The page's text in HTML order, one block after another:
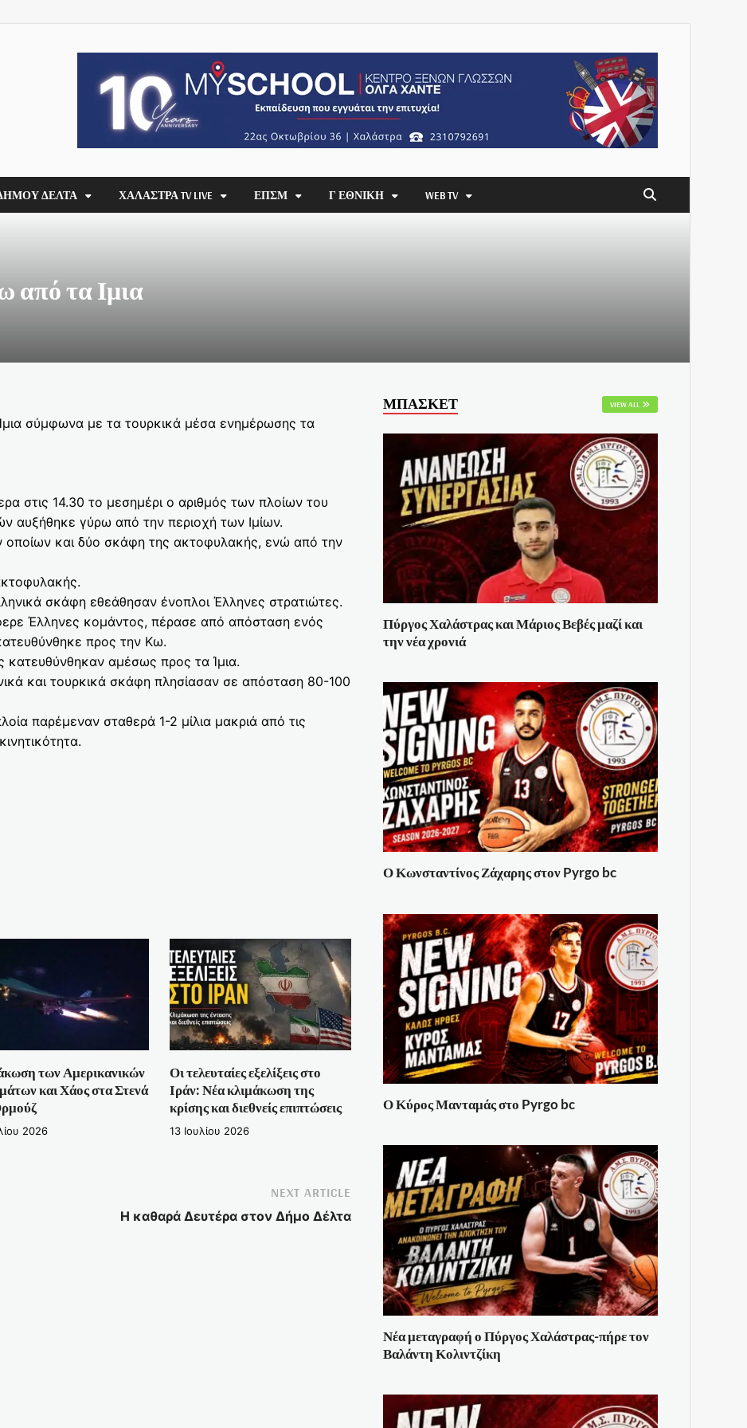
ΔΕΛΤΑ ΧΑΛΆΣΤΡΑ TV LIVE ΕΠΣΜ Γ ΕΘΝΙΚΗ WEB TV
από τα Ιμια
σύμφωνα με τα τουρκικά μέσα ενημέρωσης τα
στις 14.30 το μεσημέρι ο αριθμός των πλοίων του
αυξήθηκε γύρω από την περιοχή των Ιμίων.
οποίων και δύο σκάφη της ακτοφυλακής, ενώ από την
σκάφη εθεάθησαν ένοπλοι Έλληνες στρατιώτες.
Έλληνες κομάντος, πέρασε από απόσταση ενός
προς την Κω.
αμέσως προς τα Ίμια.
και τουρκικά σκάφη πλησίασαν σε απόσταση 80-100
παρέμεναν σταθερά 1-2 μίλια μακριά από τις
των Αμερικανικών
και Χάος στα Στενά
2026
Οι τελευταίες εξελίξεις στο
Ιράν: Νέα κλιμάκωση της
κρίσης και διεθνείς επιπτώσεις
13 Ιουλίου 2026
NEXT ARTICLE
Η καθαρά Δευτέρα στον Δήμο Δέλτα
ΜΠΑΣΚΕΤ VIEW ALL
Πύργος Χαλάστρας και Μάριος Βεβές μαζί και
την νέα χρονιά
Ο Κωνσταντίνος Ζάχαρης στον Pyrgo bc
Ο Κύρος Μανταμάς στο Pyrgo bc
Νέα μεταγραφή ο Πύργος Χαλάστρας-πήρε τον
Βαλάντη Κολιντζίκη